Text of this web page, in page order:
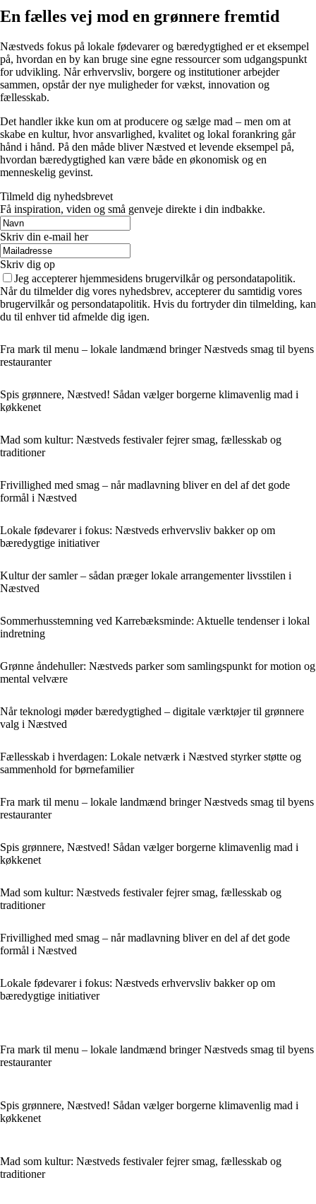
En fælles vej mod en grønnere fremtid
Næstveds fokus på lokale fødevarer og bæredygtighed er et eksempel
på, hvordan en by kan bruge sine egne ressourcer som udgangspunkt
for udvikling. Når erhvervsliv, borgere og institutioner arbejder
sammen, opstår der nye muligheder for vækst, innovation og
fællesskab.
Det handler ikke kun om at producere og sælge mad – men om at
skabe en kultur, hvor ansvarlighed, kvalitet og lokal forankring går
hånd i hånd. På den måde bliver Næstved et levende eksempel på,
hvordan bæredygtighed kan være både en økonomisk og en
menneskelig gevinst.
Tilmeld dig nyhedsbrevet
Få inspiration, viden og små genveje direkte i din indbakke.
Skriv din e-mail her
Skriv dig op
Jeg accepterer hjemmesidens brugervilkår og persondatapolitik.
Når du tilmelder dig vores nyhedsbrev, accepterer du samtidig vores
brugervilkår og persondatapolitik. Hvis du fortryder din tilmelding, kan
du til enhver tid afmelde dig igen.
Fra mark til menu – lokale landmænd bringer Næstveds smag til byens
restauranter
Spis grønnere, Næstved! Sådan vælger borgerne klimavenlig mad i
køkkenet
Mad som kultur: Næstveds festivaler fejrer smag, fællesskab og
traditioner
Frivillighed med smag – når madlavning bliver en del af det gode
formål i Næstved
Lokale fødevarer i fokus: Næstveds erhvervsliv bakker op om
bæredygtige initiativer
Kultur der samler – sådan præger lokale arrangementer livsstilen i
Næstved
Sommerhusstemning ved Karrebæksminde: Aktuelle tendenser i lokal
indretning
Grønne åndehuller: Næstveds parker som samlingspunkt for motion og
mental velvære
Når teknologi møder bæredygtighed – digitale værktøjer til grønnere
valg i Næstved
Fællesskab i hverdagen: Lokale netværk i Næstved styrker støtte og
sammenhold for børnefamilier
Fra mark til menu – lokale landmænd bringer Næstveds smag til byens
restauranter
Spis grønnere, Næstved! Sådan vælger borgerne klimavenlig mad i
køkkenet
Mad som kultur: Næstveds festivaler fejrer smag, fællesskab og
traditioner
Frivillighed med smag – når madlavning bliver en del af det gode
formål i Næstved
Lokale fødevarer i fokus: Næstveds erhvervsliv bakker op om
bæredygtige initiativer
Fra mark til menu – lokale landmænd bringer Næstveds smag til byens
restauranter
Spis grønnere, Næstved! Sådan vælger borgerne klimavenlig mad i
køkkenet
Mad som kultur: Næstveds festivaler fejrer smag, fællesskab og
traditioner